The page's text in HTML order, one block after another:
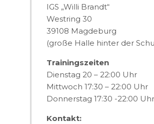
IGS „Willi Brandt“
Westring 30
39108 Magdeburg
(große Halle hinter der
Trainingszeiten
Dienstag 20 – 22:00 Uhr
Mittwoch 17:30 – 22:00 Uhr
Donnerstag 17:30 -22:00 Uhr
Kontakt: